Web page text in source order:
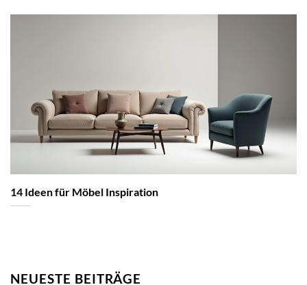
14 Ideen für Möbel Inspiration
NEUESTE BEITRÄGE